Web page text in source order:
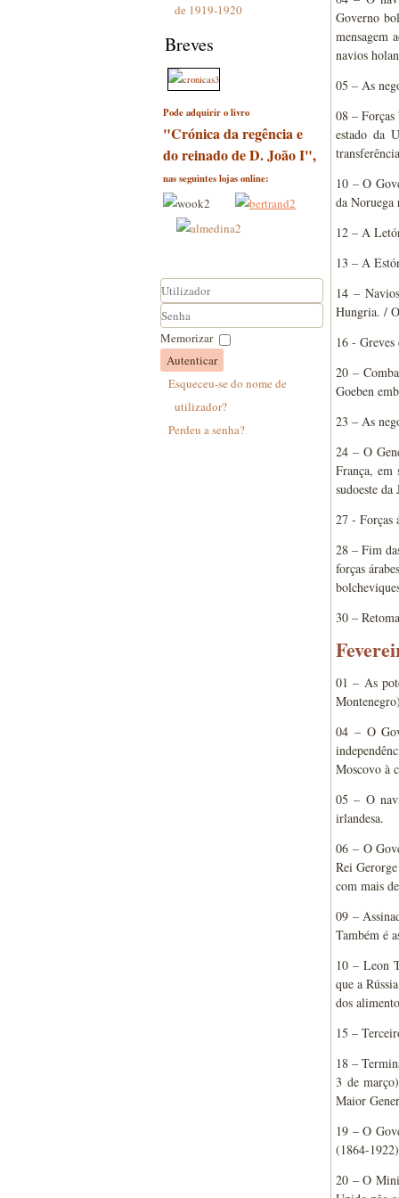
de 1919-1920
Breves
Pode adquirir o livro
"Crónica da regência e
do reinado de D. João I",
nas seguintes lojas online:
Utilizador
Senha
Memorizar
Autenticar
Esqueceu-se do nome de
utilizador?
Perdeu a senha?
Governo
mensagem
navios
05 – As
08 –
estado da
10 – O
da Noruega
12 – A
13 – A
14 –
Hungria. /
16 -
20 –
Goeben
23 – As
24 – O
França, em
sudoeste
27 - Forças
28 – Fim
forças
30 –
01 – As
04 – O
Moscovo à
05 – O
irlandesa.
06 – O
Rei
com mais
09 –
Também é
10 – Leon
que a
dos
15 –
18 –
3 de
Maior
19 – O
(1864-
20 – O